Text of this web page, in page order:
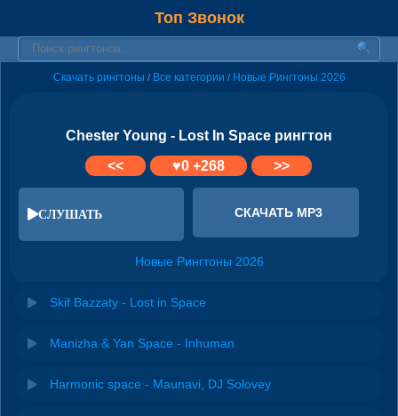
Топ Звонок
Скачать рингтоны / Все категории / Новые Рингтоны 2026
Chester Young - Lost In Space рингтон
<<
♥0+268 >>
СЛУШАТЬ СКАЧАТЬ MP3
Новые Рингтоны 2026
Skif Bazzaty - Lost in Space
Manizha & Yan Space - Inhuman
Harmonic space - Maunavi, DJ Solovey